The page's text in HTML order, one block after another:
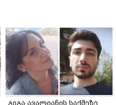
გიგა ავალიანის საქმეზე